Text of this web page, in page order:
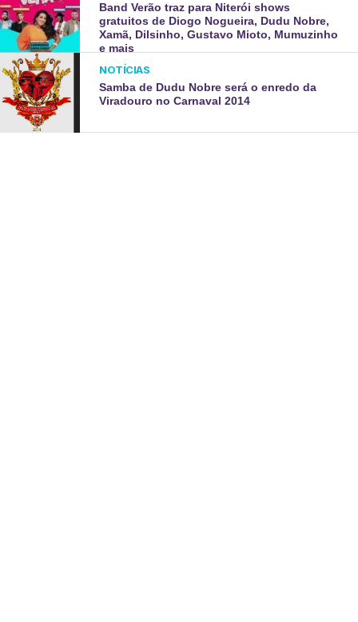
Band Verão traz para Niterói shows
gratuitos de Diogo Nogueira, Dudu Nobre,
Xamã, Dilsinho, Gustavo Mioto, Mumuzinho
e mais
NOTÍCIAS
Samba de Dudu Nobre será o enredo da
Viradouro no Carnaval 2014